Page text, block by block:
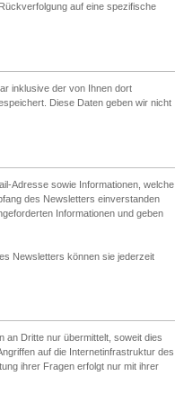
auf eine spezifische
inklusive der von Ihnen dort
Diese Daten geben wir nicht
Adresse sowie Informationen, welche
des Newsletters einverstanden
Informationen und geben
Newsletters können sie jederzeit
an Dritte nur übermittelt, soweit dies
auf die Internetinfrastruktur des
ihrer Fragen erfolgt nur mit ihrer